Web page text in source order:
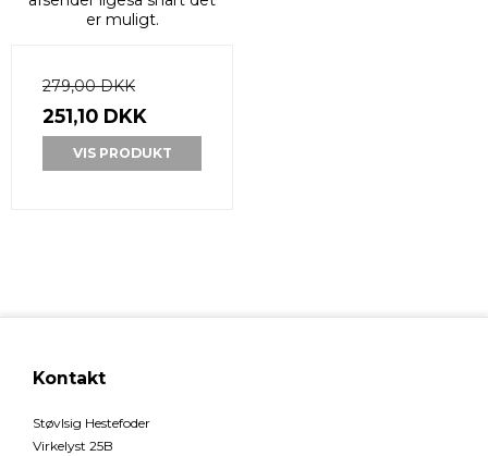
er muligt.
279,00 DKK
251,10 DKK
VIS PRODUKT
Kontakt
Støvlsig Hestefoder
Virkelyst 25B